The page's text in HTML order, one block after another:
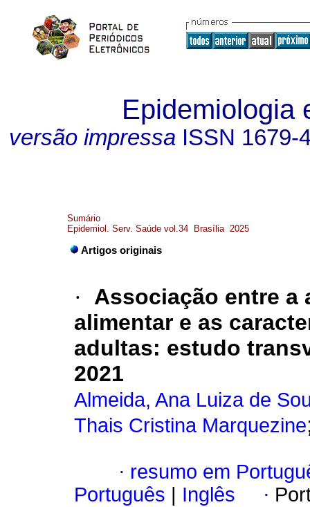
Epidemiologia
versão impressa ISSN 1679-
Sumário
Epidemiol. Serv. Saúde vol.34 Brasília 2025
Artigos originais
·
Associação entre a
alimentar e as
adultas: estudo
2021
Almeida, Ana Luiza de
Thais Cristina Marquezine
· resumo em
Português
Inglês ·